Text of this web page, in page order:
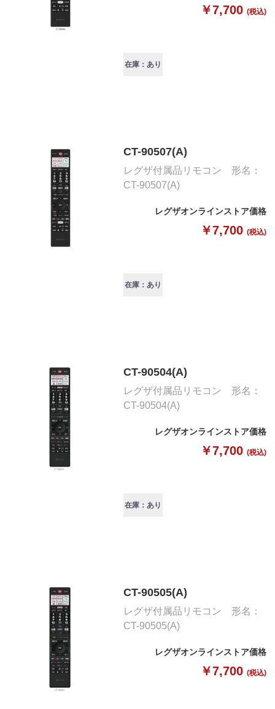
￥7,700 (税込)
在庫：あり
CT-90507(A)
レグザ付属品リモコン 形名：
CT-90507(A)
レグザオンラインストア価格
￥7,700 (税込)
在庫：あり
CT-90504(A)
レグザ付属品リモコン 形名：
CT-90504(A)
レグザオンラインストア価格
￥7,700 (税込)
在庫：あり
CT-90505(A)
レグザ付属品リモコン 形名：
CT-90505(A)
レグザオンラインストア価格
￥7,700 (税込)